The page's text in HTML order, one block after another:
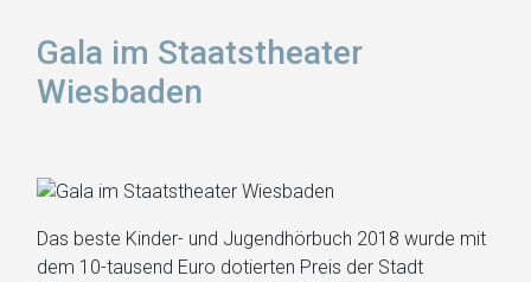
Gala im Staatstheater
Wiesbaden
Das beste Kinder- und Jugendhörbuch 2018 wurde mit
dem 10-tausend Euro dotierten Preis der Stadt